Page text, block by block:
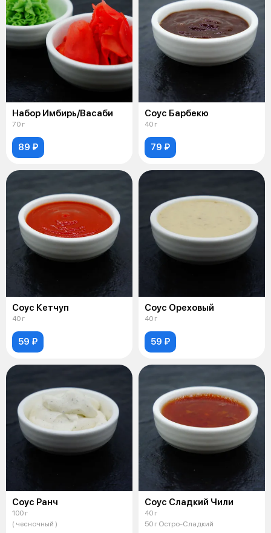
Набор Имбирь/Васаби
70 г
89 ₽
Соус Барбекю
40 г
79 ₽
Соус Кетчуп
40 г
59 ₽
Соус Ореховый
40 г
59 ₽
Соус Ранч
100 г
( чесночный )
Соус Сладкий Чили
40 г
50 г Остро-Сладкий